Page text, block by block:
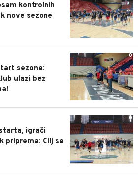
kontrolnih
nove sezone
0
sezone:
ulazi bez
0
igrači
priprema: Cilj se